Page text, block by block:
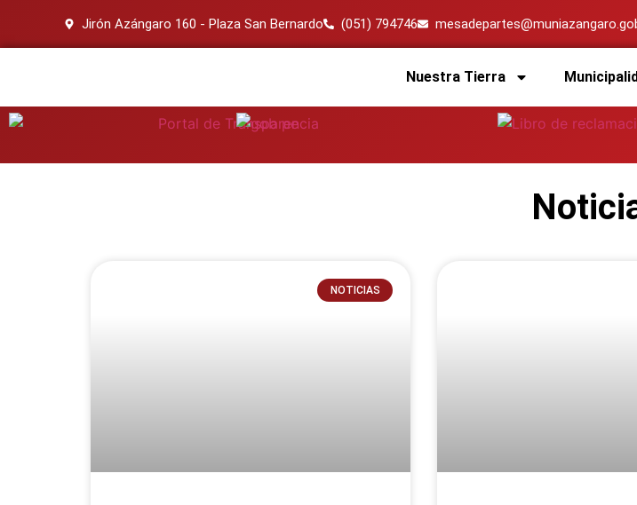
Jirón Azángaro 160 - Plaza San Bernardo (051) 794746
Nuestra Tierra
NOTICIAS